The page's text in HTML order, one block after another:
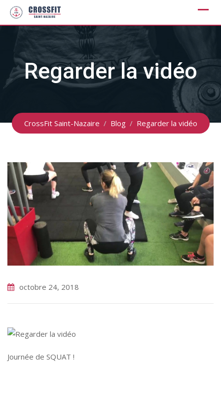
Skip
content
Regarder la vidéo
CrossFit Saint-Nazaire / Blog / Regarder la vidéo
octobre 24, 2018
Journée de SQUAT !